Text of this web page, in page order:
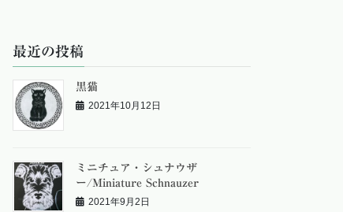
最近の投稿
黒猫
2021年10月12日
ミニチュア・シュナウザ
ー/Miniature Schnauzer
2021年9月2日